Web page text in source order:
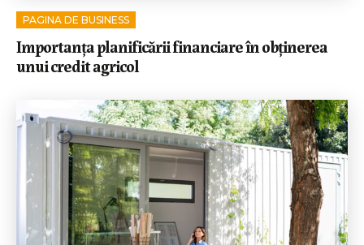
PAGINA DE BUSINESS
Importanța planificării financiare în obținerea
unui credit agricol